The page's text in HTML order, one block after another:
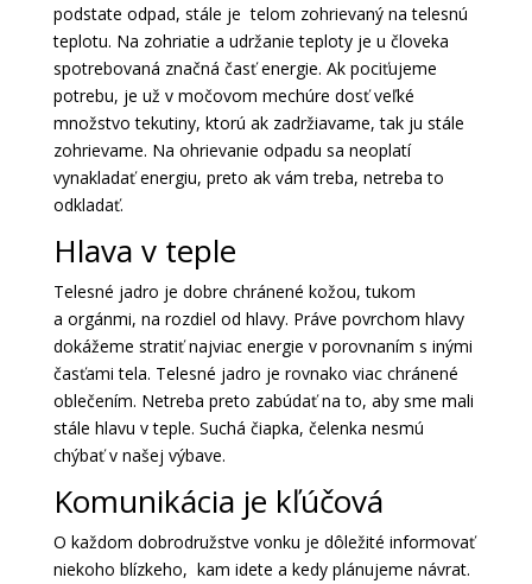
podstate odpad, stále je telom zohrievaný na telesnú
teplotu. Na zohriatie a udržanie teploty je u človeka
spotrebovaná značná časť energie. Ak pociťujeme
potrebu, je už v močovom mechúre dosť veľké
množstvo tekutiny, ktorú ak zadržiavame, tak ju stále
zohrievame. Na ohrievanie odpadu sa neoplatí
vynakladať energiu, preto ak vám treba, netreba to
odkladať.
Hlava v teple
Telesné jadro je dobre chránené kožou, tukom
a orgánmi, na rozdiel od hlavy. Práve povrchom hlavy
dokážeme stratiť najviac energie v porovnaním s inými
časťami tela. Telesné jadro je rovnako viac chránené
oblečením. Netreba preto zabúdať na to, aby sme mali
stále hlavu v teple. Suchá čiapka, čelenka nesmú
chýbať v našej výbave.
Komunikácia je kľúčová
O každom dobrodružstve vonku je dôležité informovať
niekoho blízkeho, kam idete a kedy plánujeme návrat.